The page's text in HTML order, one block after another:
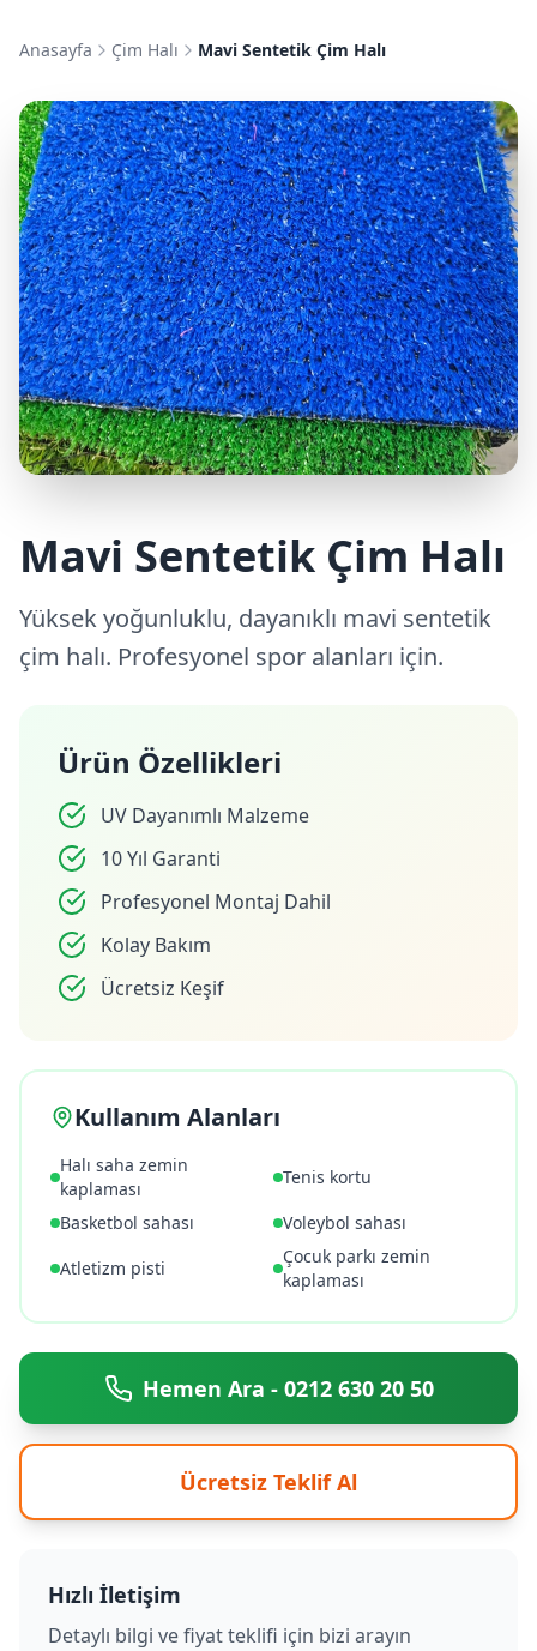
Anasayfa Çim Halı Mavi Sentetik Çim Halı
Mavi Sentetik Çim Halı
Yüksek yoğunluklu, dayanıklı mavi sentetik
çim halı. Profesyonel spor alanları için.
Ürün Özellikleri
UV Dayanımlı Malzeme
10 Yıl Garanti
Profesyonel Montaj Dahil
Kolay Bakım
Ücretsiz Keşif
Kullanım Alanları
Halı saha zemin
kaplaması
Tenis kortu
Basketbol sahası
Voleybol sahası
Atletizm pisti
Çocuk parkı zemin
kaplaması
Hemen Ara - 0212 630 20 50
Ücretsiz Teklif Al
Hızlı İletişim
Detaylı bilgi ve fiyat teklifi için bizi arayın